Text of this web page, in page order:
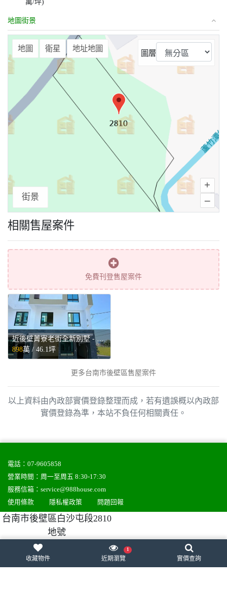
台南市後壁區白沙屯段2810
地號
萬/坪)
地圖街景
+
–
⤢
地圖 衛星 地址地圖
圖層
街景
相關售屋案件
免費刊登售屋案件
近後壁菁寮老街全新別墅 - 台南市後壁區售屋
898萬 / 46.1坪
更多台南市後壁區售屋案件
以上資料由內政部實價登錄整理而成，若有遺誤概以內政部
實價登錄為準，本站不負任何相關責任。
收藏物件 近期瀏覽
1
實價查詢
電話： 07-9605858
營業時間：周一至周五 8:30-17:30
服務信箱： service@988house.com
使用條款
隱私權政策 問題回報
988house房屋網 988house法拍屋
988house實價登錄
股代網-股東會紀念品